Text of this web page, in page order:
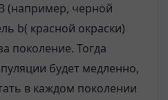
(например, черной
b( красной окраски)
поколение. Тогда
будет медленно,
в каждом поколении